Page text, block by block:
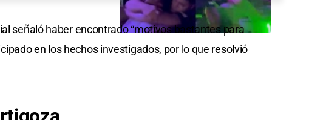
señaló haber encontrado “motivos bastantes para
en los hechos investigados, por lo que resolvió